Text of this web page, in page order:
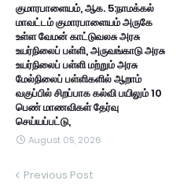
குமாரபாளையம், ஆக. 5:நாமக்கல்
மாவட்டம் குமாரபாளையம் அருகே
உள்ள வேமன் காட்டுவலசு அரசு
உயர்நிலைப் பள்ளி, அருவங்காடு அரசு
உயர்நிலைப் பள்ளி மற்றும் அரசு
மேல்நிலைப் பள்ளிகளில் ஆறாம்
வகுப்பில் சிறப்பாக கல்வி பயிலும் 10
பெண் மாணவிகள் தேர்வு
செய்யப்பட்டு,
August 05, 2026
Previous Post